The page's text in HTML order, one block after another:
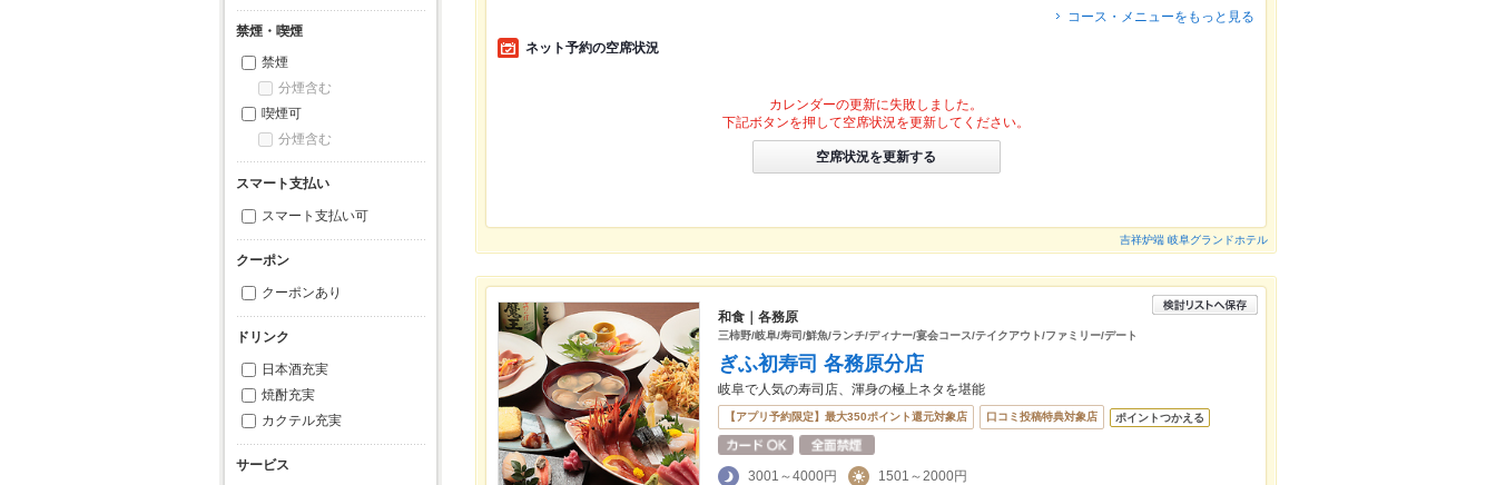
禁煙・喫煙
禁煙
分煙含む
喫煙可
分煙含む
スマート支払い
スマート支払い可
クーポン
クーポンあり
ドリンク
日本酒充実
焼酎充実
カクテル充実
サービス
コース・メニューをもっと見る
ネット予約の空席状況
カレンダーの更新に失敗しました。
下記ボタンを押して空席状況を更新してください。
空席状況を更新する
吉祥炉端 岐阜グランドホテル
和食｜各務原
三柿野/岐阜/寿司/鮮魚/ランチ/ディナー/宴会コース/テイクアウト/ファミリー/デート
ぎふ初寿司 各務原分店
岐阜で人気の寿司店、渾身の極上ネタを堪能
【アプリ予約限定】最大350ポイント還元対象店 口コミ投稿特典対象店 ポイントつかえる
3001～4000円
1501～2000円